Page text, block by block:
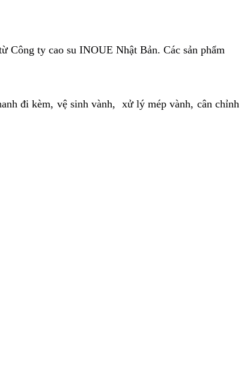
Công ty cao su INOUE Nhật Bản. Các sản phẩm
đi kèm, vệ sinh vành, xử lý mép vành, cân chỉnh